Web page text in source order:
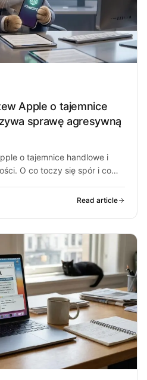
Apple o tajemnice
sprawę agresywną
o tajemnice handlowe i
O co toczy się spór i co
Read article